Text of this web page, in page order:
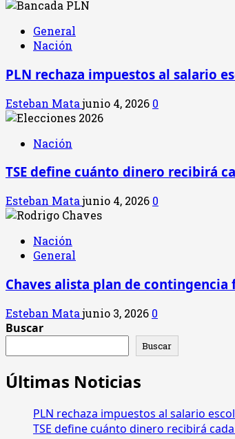
General
Nación
PLN rechaza impuestos al salario
Esteban Matajunio 4, 2026 0
Nación
TSE define cuánto dinero recibirá
Esteban Matajunio 4, 2026 0
Nación
General
Chaves alista plan de
Esteban Matajunio 3, 2026 0
Buscar
Buscar
Últimas Noticias
PLN rechaza impuestos al salario
TSE define cuánto dinero recibirá